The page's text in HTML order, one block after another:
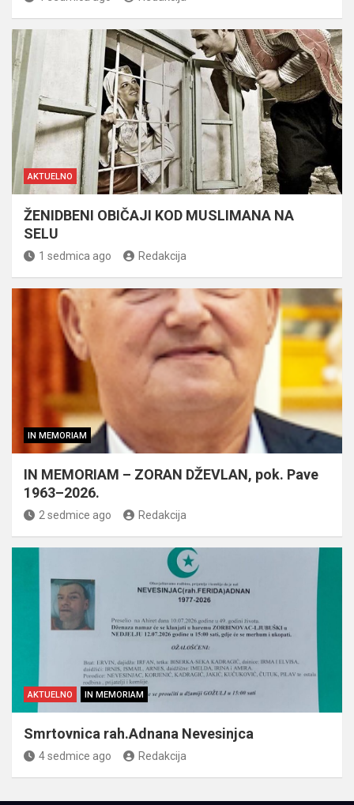
AKTUELNO
ŽENIDBENI OBIČAJI KOD MUSLIMANA NA
SELU
1 sedmica ago Redakcija
IN MEMORIAM
IN MEMORIAM – ZORAN DŽEVLAN, pok. Pave
1963–2026.
2 sedmice ago Redakcija
AKTUELNO IN MEMORIAM
Smrtovnica rah.Adnana Nevesinjca
4 sedmice ago Redakcija